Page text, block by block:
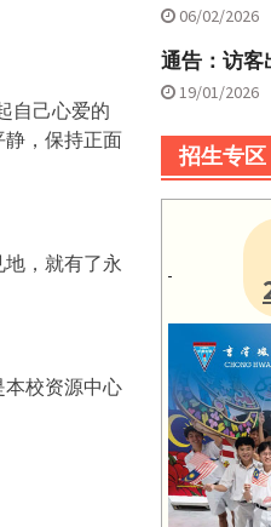
自己心爱的
，保持正面
，就有了永
校资源中心
06/02/2026
通告：访客
19/01/2026
招生专区